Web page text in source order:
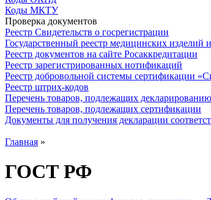
Коды МКТУ
Проверка документов
Реестр Свидетельств о госрегистрации
Государственный реестр медицинских
Реестр документов на сайте Росаккредитации
Реестр зарегистрированных нотификаций
Реестр добровольной системы сертификации
Реестр штрих-кодов
Перечень товаров, подлежащих декларированию
Перечень товаров, подлежащих сертификации
Документы для получения декларации
Главная »
ГОСТ РФ